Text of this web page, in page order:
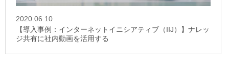
2020.06.10
【導入事例：インターネットイニシアティブ（IIJ）】ナレッ
ジ共有に社内動画を活用する